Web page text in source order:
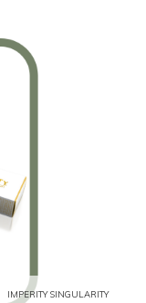
IMPERITY SINGULARITY